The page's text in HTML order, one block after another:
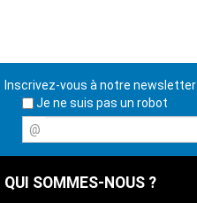
Inscrivez-vous à notre newsletter
Je ne suis pas un robot
@
QUI SOMMES-NOUS ?